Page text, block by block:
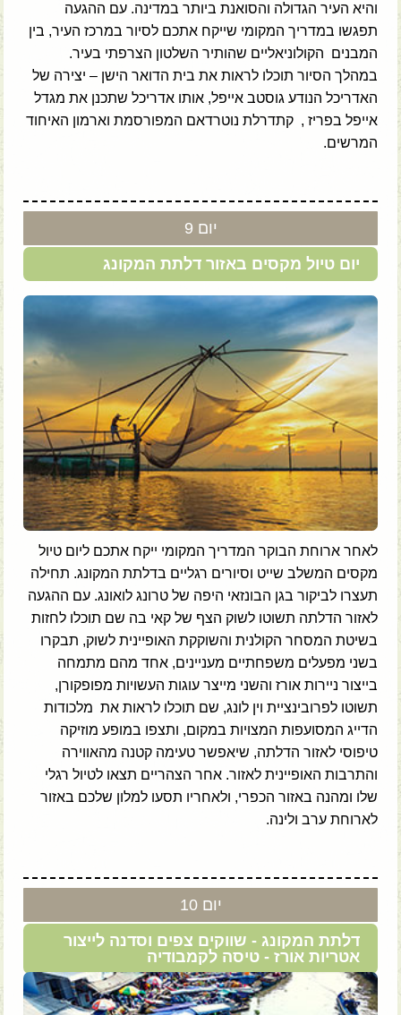
והיא העיר הגדולה והסואנת ביותר במדינה. עם ההגעה
תפגשו במדריך המקומי שייקח אתכם לסיור במרכז העיר, בין
המבנים הקולוניאליים שהותיר השלטון הצרפתי בעיר.
במהלך הסיור תוכלו לראות את בית הדואר הישן – יצירה של
האדריכל הנודע גוסטב אייפל, אותו אדריכל שתכנן את מגדל
אייפל בפריז , קתדרלת נוטרדאם המפורסמת וארמון האיחוד
המרשים.
יום טיול מקסים באזור דלתת המקונג
יום 9
לאחר ארוחת הבוקר המדריך המקומי ייקח אתכם ליום טיול
מקסים המשלב שייט וסיורים רגליים בדלתת המקונג. תחילה
תעצרו לביקור בגן הבונזאי היפה של טרונג לואונג. עם ההגעה
לאזור הדלתה תשוטו לשוק הצף של קאי בה שם תוכלו לחזות
בשיטת המסחר הקולנית והשוקקת האופיינית לשוק, תבקרו
בשני מפעלים משפחתיים מעניינים, אחד מהם מתמחה
בייצור ניירות אורז והשני מייצר עוגות העשויות מפופקורן,
תשוטו לפרובינציית וין לונג, שם תוכלו לראות את מלכודות
הדייג המסועפות המצויות במקום, ותצפו במופע מוזיקה
טיפוסי לאזור הדלתה, שיאפשר טעימה קטנה מהאווירה
והתרבות האופיינית לאזור. אחר הצהריים תצאו לטיול רגלי
שלו ומהנה באזור הכפרי, ולאחריו תסעו למלון שלכם באזור
לארוחת ערב ולינה.
דלתת המקונג - שווקים צפים וסדנה לייצור
אטריות אורז - טיסה לקמבודיה
יום 10